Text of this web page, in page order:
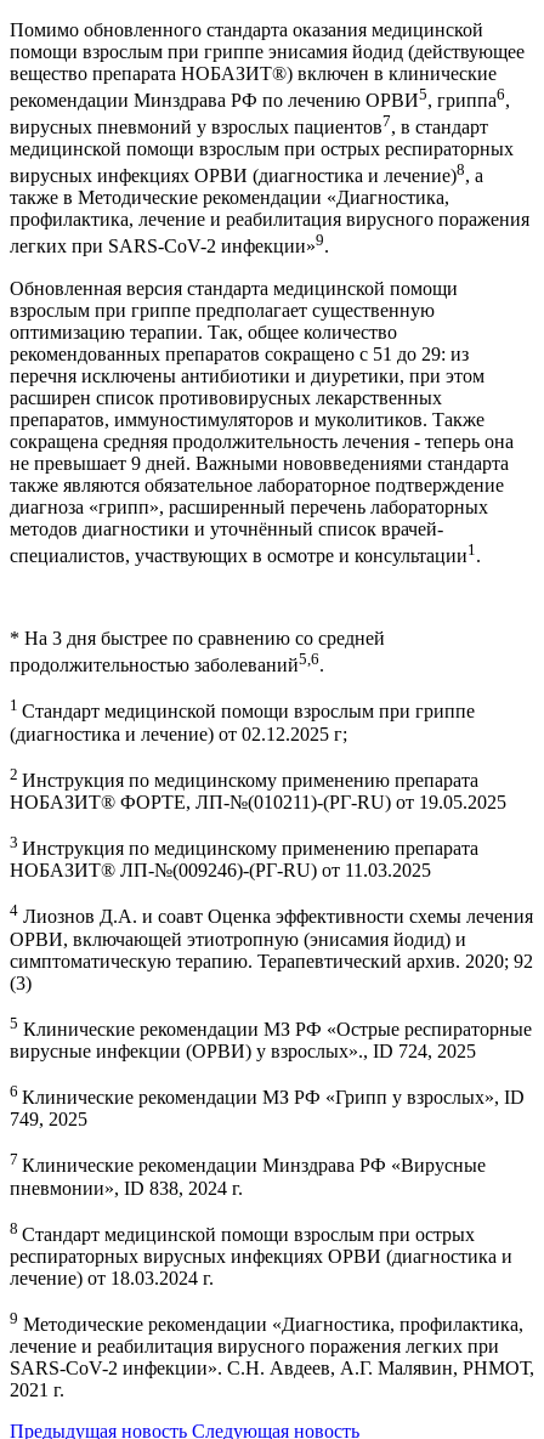
Помимо обновленного стандарта оказания медицинской
помощи взрослым при гриппе энисамия йодид (действующее
вещество препарата НОБАЗИТ®) включен в клинические
рекомендации Минздрава РФ по лечению ОРВИ5, гриппа6,
вирусных пневмоний у взрослых пациентов7, в стандарт
медицинской помощи взрослым при острых респираторных
вирусных инфекциях ОРВИ (диагностика и лечение)8, а
также в Методические рекомендации «Диагностика,
профилактика, лечение и реабилитация вирусного поражения
легких при SARS-CоV-2 инфекции»9.
Обновленная версия стандарта медицинской помощи
взрослым при гриппе предполагает существенную
оптимизацию терапии. Так, общее количество
рекомендованных препаратов сокращено с 51 до 29: из
перечня исключены антибиотики и диуретики, при этом
расширен список противовирусных лекарственных
препаратов, иммуностимуляторов и муколитиков. Также
сокращена средняя продолжительность лечения - теперь она
не превышает 9 дней. Важными нововведениями стандарта
также являются обязательное лабораторное подтверждение
диагноза «грипп», расширенный перечень лабораторных
методов диагностики и уточнённый список врачей-
специалистов, участвующих в осмотре и консультации1 .
* На 3 дня быстрее по сравнению со средней
продолжительностью заболеваний5,6.
1 Стандарт медицинской помощи взрослым при гриппе
(диагностика и лечение) от 02.12.2025 г;
2 Инструкция по медицинскому применению препарата
НОБАЗИТ® ФОРТЕ, ЛП-№(010211)-(РГ-RU) от 19.05.2025
3 Инструкция по медицинскому применению препарата
НОБАЗИТ® ЛП-№(009246)-(РГ-RU) от 11.03.2025
4 Лиознов Д.А. и соавт Оценка эффективности схемы лечения
ОРВИ, включающей этиотропную (энисамия йодид) и
симптоматическую терапию. Терапевтический архив. 2020; 92
(3)
5 Клинические рекомендации МЗ РФ «Острые респираторные
вирусные инфекции (ОРВИ) у взрослых»., ID 724, 2025
6 Клинические рекомендации МЗ РФ «Грипп у взрослых», ID
749, 2025
7 Клинические рекомендации Минздрава РФ «Вирусные
пневмонии», ID 838, 2024 г.
8 Стандарт медицинской помощи взрослым при острых
респираторных вирусных инфекциях ОРВИ (диагностика и
лечение) от 18.03.2024 г.
9 Методические рекомендации «Диагностика, профилактика,
лечение и реабилитация вирусного поражения легких при
SARS-CoV-2 инфекции». С.Н. Авдеев, А.Г. Малявин, РНМОТ,
2021 г.
Предыдущая новость Следующая новость